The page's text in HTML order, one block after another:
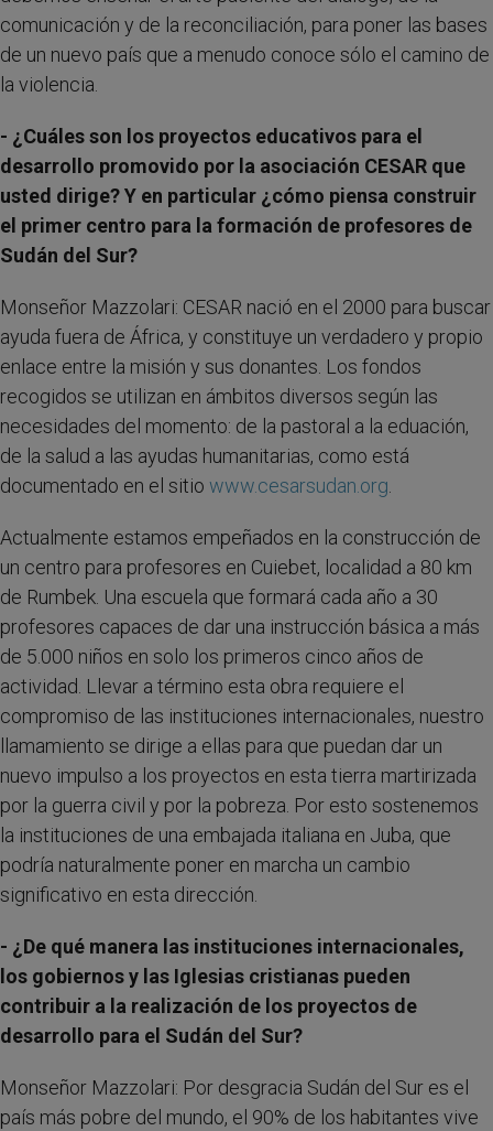
comunicación y de la reconciliación, para poner las bases
de un nuevo país que a menudo conoce sólo el camino de
la violencia.
- ¿Cuáles son los proyectos educativos para el
desarrollo promovido por la asociación CESAR que
usted dirige? Y en particular ¿cómo piensa construir
el primer centro para la formación de profesores de
Sudán del Sur?
Monseñor Mazzolari: CESAR nació en el 2000 para buscar
ayuda fuera de África, y constituye un verdadero y propio
enlace entre la misión y sus donantes. Los fondos
recogidos se utilizan en ámbitos diversos según las
necesidades del momento: de la pastoral a la eduación,
de la salud a las ayudas humanitarias, como está
documentado en el sitio www.cesarsudan.org
Actualmente estamos empeñados en la construcción de
un centro para profesores en Cuiebet, localidad a 80 km
de Rumbek. Una escuela que formará cada año a 30
profesores capaces de dar una instrucción básica a más
de 5.000 niños en solo los primeros cinco años de
actividad. Llevar a término esta obra requiere el
compromiso de las instituciones internacionales, nuestro
llamamiento se dirige a ellas para que puedan dar un
nuevo impulso a los proyectos en esta tierra martirizada
por la guerra civil y por la pobreza. Por esto sostenemos
la instituciones de una embajada italiana en Juba, que
podría naturalmente poner en marcha un cambio
significativo en esta dirección.
- ¿De qué manera las instituciones internacionales,
los gobiernos y las Iglesias cristianas pueden
contribuir a la realización de los proyectos de
desarrollo para el Sudán del Sur?
Monseñor Mazzolari: Por desgracia Sudán del Sur es el
país más pobre del mundo, el 90% de los habitantes vive